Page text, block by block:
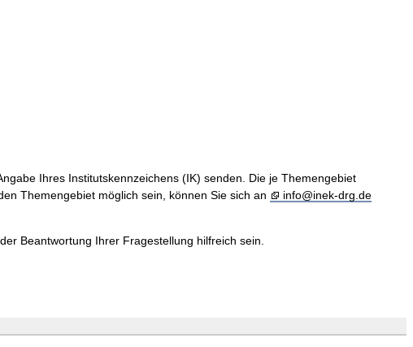
Ihres Institutskennzeichens (IK) senden. Die je Themengebiet
Themengebiet möglich sein, können Sie sich an
info@inek-drg.de
Beantwortung Ihrer Fragestellung hilfreich sein.